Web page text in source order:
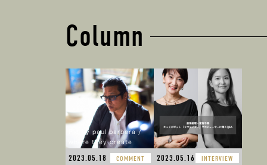
Column
Pic by paul barbera /
where they create
2023.05.18
COMMENT
2023.05.16
INTERVIEW